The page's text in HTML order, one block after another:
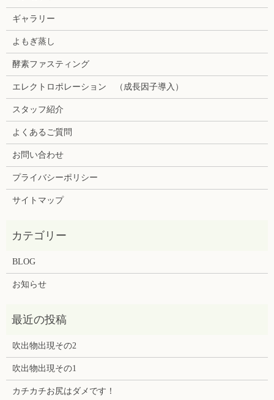
ギャラリー
よもぎ蒸し
酵素ファスティング
エレクトロポレーション （成長因子導入）
スタッフ紹介
よくあるご質問
お問い合わせ
プライバシーポリシー
サイトマップ
BLOG
お知らせ
吹出物出現その2
吹出物出現その1
カチカチお尻はダメです！